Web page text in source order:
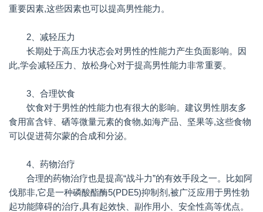
重要因素,这些因素也可以提高男性能力。
2、减轻压力
长期处于高压力状态会对男性的性能力产生负面影响。因
此,学会减轻压力、放松身心对于提高男性能力非常重要。
3、合理饮食
饮食对于男性的性能力也有很大的影响。建议男性朋友多
食用富含锌、硒等微量元素的食物,如海产品、坚果等,这些食物
可以促进荷尔蒙的合成和分泌。
4、药物治疗
合理的药物治疗也是提高“战斗力”的有效手段之一。比如阿
伐那非,它是一种磷酸酯酶5(PDE5)抑制剂,被广泛应用于男性勃
起功能障碍的治疗,具有起效快、副作用小、安全性高等优点。